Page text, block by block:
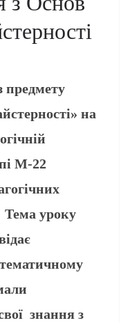
на
М-22
уроку
знання з